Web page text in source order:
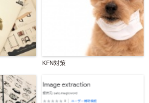
KFN対策